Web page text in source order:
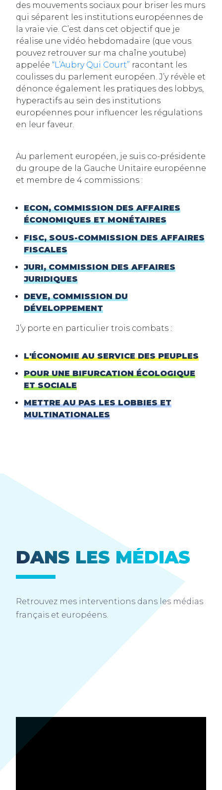
des mouvements sociaux pour briser les murs
qui séparent les institutions européennes de
la vraie vie. C’est dans cet objectif que je
réalise une vidéo hebdomadaire (que vous
pouvez retrouver sur ma chaîne youtube)
appelée “L’Aubry Qui Court” racontant les
coulisses du parlement européen. J’y révèle et
dénonce également les pratiques des lobbys,
hyperactifs au sein des institutions
européennes pour influencer les régulations
en leur faveur.
Au parlement européen, je suis co-présidente
du groupe de la Gauche Unitaire européenne
et membre de 4 commissions :
ECON, COMMISSION DES AFFAIRES
ÉCONOMIQUES ET MONÉTAIRES
FISC, SOUS-COMMISSION DES AFFAIRES
FISCALES
JURI, COMMISSION DES AFFAIRES
JURIDIQUES
DEVE, COMMISSION DU
DÉVELOPPEMENT
J’y porte en particulier trois combats :
L'ÉCONOMIE AU SERVICE DES PEUPLES
POUR UNE BIFURCATION ÉCOLOGIQUE
ET SOCIALE
METTRE AU PAS LES LOBBIES ET
MULTINATIONALES
DANS LES MÉDIAS
Retrouvez mes interventions dans les médias
français et européens.